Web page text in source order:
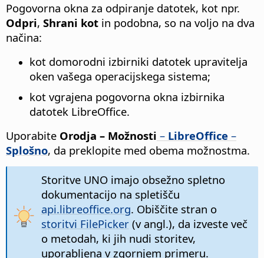
Pogovorna okna za odpiranje datotek, kot npr.
Odpri, Shrani kot in podobna, so na voljo na dva
načina:
kot domorodni izbirniki datotek upravitelja
oken vašega operacijskega sistema;
kot vgrajena pogovorna okna izbirnika
datotek LibreOffice.
Uporabite Orodja – Možnosti – LibreOffice –
Splošno, da preklopite med obema možnostma.
Storitve UNO imajo obsežno spletno
dokumentacijo na spletišču
api.libreoffice.org. Obiščite stran o
storitvi FilePicker(v angl.), da izveste več
o metodah, ki jih nudi storitev,
uporabljena v zgornjem primeru.